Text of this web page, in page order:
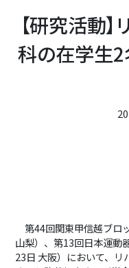
【研究活動
科の在学生
第44回関東甲信越ブロ
山梨）、第13回日本運動
23日 大阪）において、